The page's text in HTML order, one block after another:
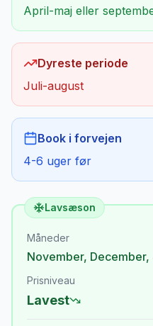
April-maj eller
Dyreste periode
Juli-august
Book i forvejen
4-6 uger før
Lavsæson
Måneder
November, December,
Prisniveau
Lavest